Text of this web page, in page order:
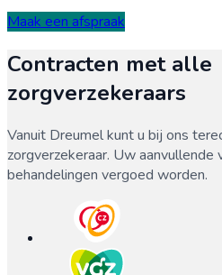
Maak een afspraak
Contracten met alle
zorgverzekeraars
Vanuit Dreumelkunt u bij ons
zorgverzekeraar. Uw
behandelingen vergoed worden.